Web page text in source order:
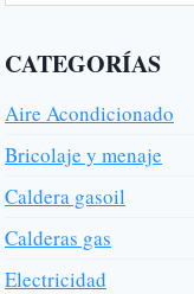
CATEGORÍAS
Aire Acondicionado
Bricolaje y menaje
Caldera gasoil
Calderas gas
Electricidad